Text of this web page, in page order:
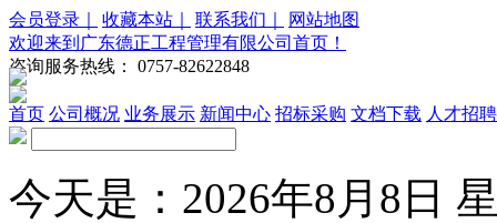
会员登录｜ 收藏本站｜ 联系我们｜
网站地图
欢迎来到广东德正工程管理有限公司首页！
咨询服务热线： 0757-82622848
首页 公司概况 业务展示 新闻中心 招标采购 文档下载 人才招聘
今天是：2026年8月8日